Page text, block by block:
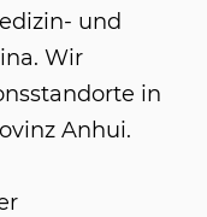
und
Wir
in
Anhui.